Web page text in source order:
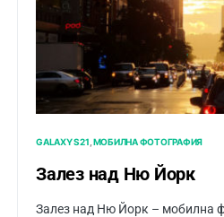
GALAXY S21 МОБИЛНА ФОТОГРАФИЯ
Залез над Ню Йорк
Залез над Ню Йорк – мобилна